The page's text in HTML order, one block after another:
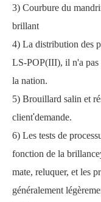
3) Courbure du
brillant
4) La distribution des
LS-POP(III), il n'a pas
la nation.
5) Brouillard salin et
client'demande.
6) Les tests de
fonction de la brillance
mate, reluquer, et les
généralement